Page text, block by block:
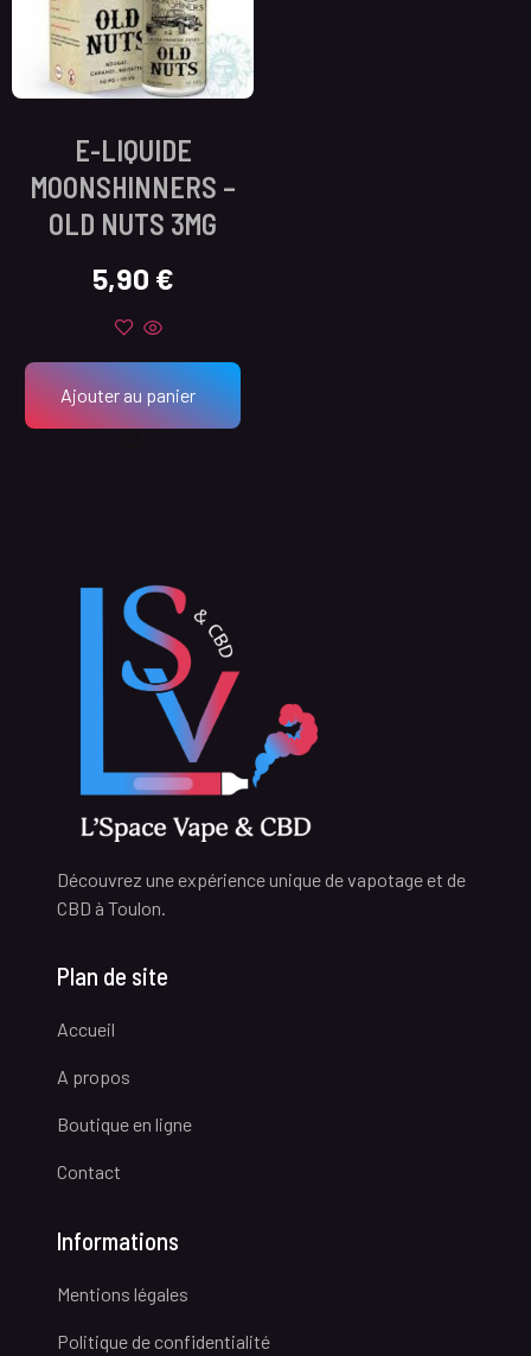
E-LIQUIDE
MOONSHINNERS –
OLD NUTS 3MG
5,90 €
Ajouter au panier
Découvrez une expérience unique de vapotage et de
CBD à Toulon.
Plan de site
Accueil
A propos
Boutique en ligne
Contact
Informations
Mentions légales
Politique de confidentialité